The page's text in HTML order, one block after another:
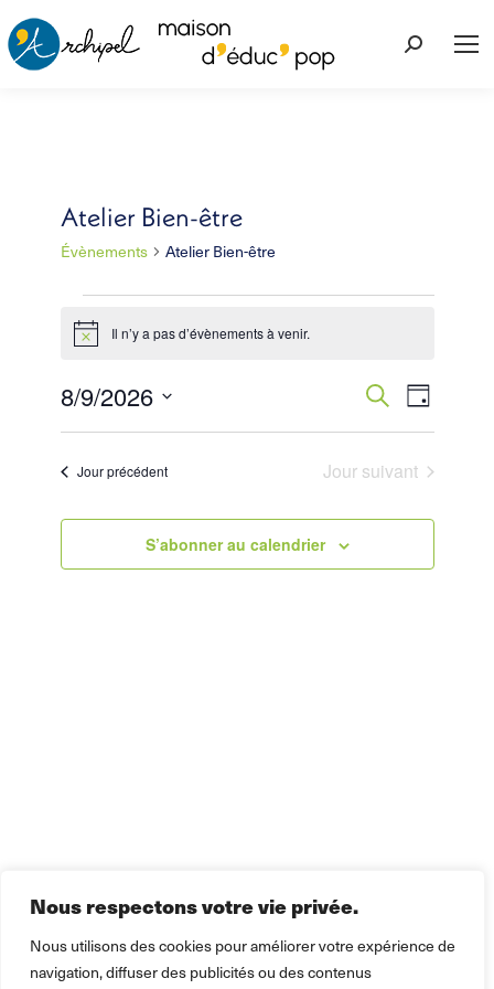
Nous respectons votre vie privée.
Nous utilisons des cookies pour améliorer votre expérience de
navigation, diffuser des publicités ou des contenus
Recherche
Atelier Bien-être
Évènements Atelier Bien-être
Évènements
9
août
2026
Notice Il n’y a pas d’évènements à venir.
Recherche
de
vues
Jour
8/9/2026
Sélectionnez
uneJour précédent Jour suivant
S’abonner au calendrier